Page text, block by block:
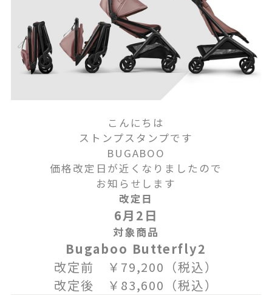
こんにちは
ストンプスタンプです
BUGABOO
価格改定日が近くなりましたので
お知らせします
改定日
6月2日
対象商品
Bugaboo Butterfly2
改定前 ￥79,200（税込）
改定後 ￥83,600（税込）